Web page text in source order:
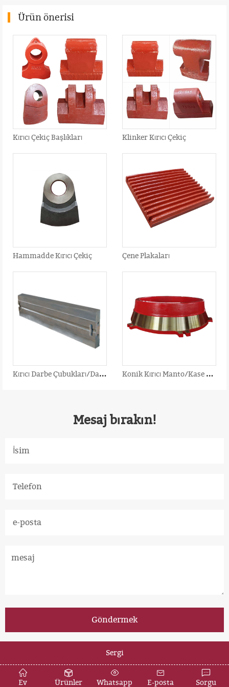
Ürün önerisi
Kırıcı Çekiç Başlıkları Klinker Kırıcı Çekiç
Hammadde Kırıcı Çekiç Çene Plakaları
K
ırıcı Darbe Çubukları/Darbeli Kırıcı Palet K
onik Kırıcı Manto/Kase Astarı/İçbükey
Mesaj bırakın!
Copyright © 2012-2034 Zhili New Materials All rights reserved
Sergi
Ev Ürünler Whatsapp E-posta Sorgu